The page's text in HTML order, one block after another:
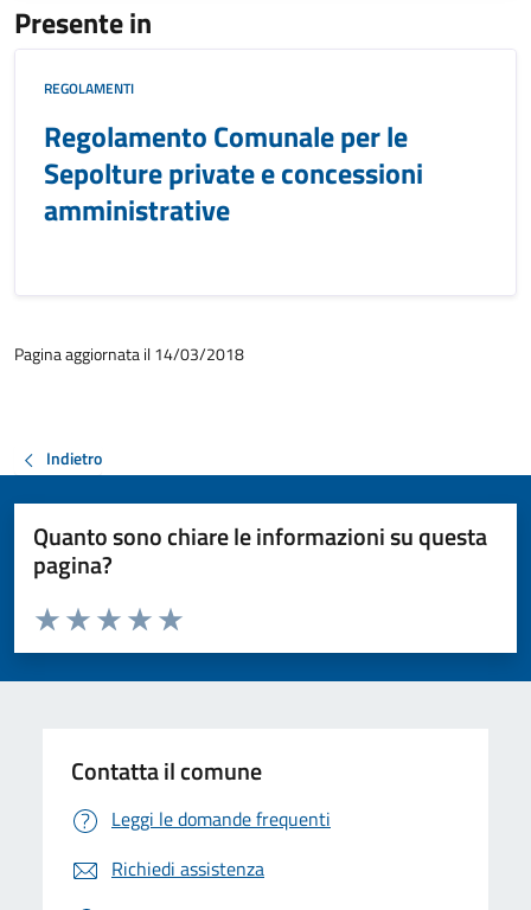
Presente in
REGOLAMENTI
Regolamento Comunale per le
Sepolture private e concessioni
amministrative
Pagina aggiornata il 14/03/2018
Indietro
Quanto sono chiare le informazioni su questa
pagina?
Valuta da 1 a 5 stelle la pagina
Valuta 5 stelle su 5
Valuta 4 stelle su 5
Valuta 3 stelle su 5
Valuta 2 stelle su 5
Valuta 1 stelle su 5
Contatta il comune
Leggi le domande frequenti
Richiedi assistenza